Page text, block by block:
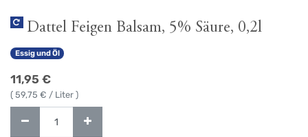
Dattel Feigen Balsam, 5% Säure, 0,2l
Essig und Öl
11,95 €
( 59,75 € / Liter )